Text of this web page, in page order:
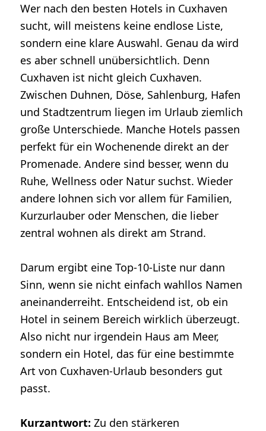
Wer nach den besten Hotels in Cuxhaven
sucht, will meistens keine endlose Liste,
sondern eine klare Auswahl. Genau da wird
es aber schnell unübersichtlich. Denn
Cuxhaven ist nicht gleich Cuxhaven.
Zwischen Duhnen, Döse, Sahlenburg, Hafen
und Stadtzentrum liegen im Urlaub ziemlich
große Unterschiede. Manche Hotels passen
perfekt für ein Wochenende direkt an der
Promenade. Andere sind besser, wenn du
Ruhe, Wellness oder Natur suchst. Wieder
andere lohnen sich vor allem für Familien,
Kurzurlauber oder Menschen, die lieber
zentral wohnen als direkt am Strand.
Darum ergibt eine Top-10-Liste nur dann
Sinn, wenn sie nicht einfach wahllos Namen
aneinanderreiht. Entscheidend ist, ob ein
Hotel in seinem Bereich wirklich überzeugt.
Also nicht nur irgendein Haus am Meer,
sondern ein Hotel, das für eine bestimmte
Art von Cuxhaven-Urlaub besonders gut
passt.
Kurzantwort: Zu den stärkeren